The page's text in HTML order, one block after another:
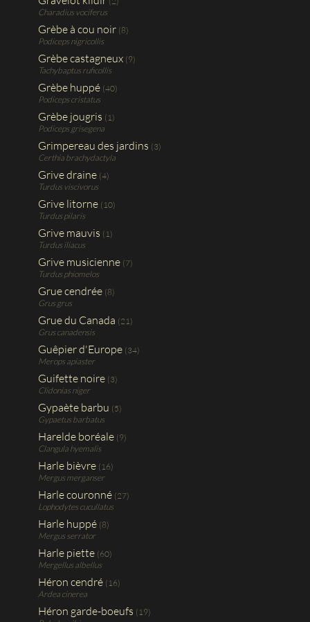
Charadius vociferus
Grèbe à cou noir (8)
Podiceps nigricollis
Grèbe castagneux (9)
Tachybaptus ruficollis
Grèbe huppé (40)
Podiceps cristatus
Grèbe jougris (1)
Podiceps grisegena
Grimpereau des jardins (3)
Certhia brachydactyla
Grive draine (4)
Turdus viscivorus
Grive litorne (10)
Turdus pilaris
Grive mauvis (1)
Turdus iliacus
Grive musicienne (7)
Turdus phiomelos
Grue cendrée (8)
Grus grus
Grue du Canada (21)
Grus canadensis
Guêpier d'Europe (34)
Merops apiaster
Guifette noire (3)
Clidonias niger
Gypaète barbu (5)
Gypaetus barbatus
Harelde boréale (9)
Clangula hyemalis
Harle bièvre (16)
Mergus merganser
Harle couronné (27)
Lophodytes cucullatus
Harle huppé (8)
Mergus serrator
Harle piette (60)
Mergellus albellus
Héron cendré (16)
Ardea cinerea
Héron garde-boeufs (19)